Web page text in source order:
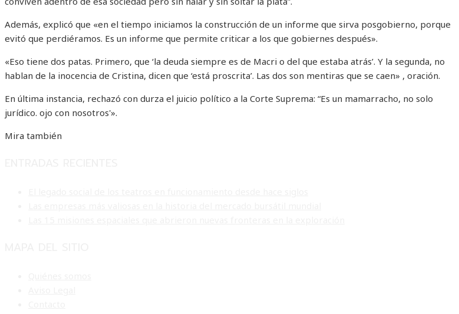
Además, explicó que «en el tiempo iniciamos la construcción de un informe que sirva posgobierno, porque
evitó que perdiéramos. Es un informe que permite criticar a los que gobiernes después».
«Eso tiene dos patas. Primero, que ‘la deuda siempre es de Macri o del que estaba atrás’. Y la segunda, no
hablan de la inocencia de Cristina, dicen que ‘está proscrita’. Las dos son mentiras que se caen» , oración.
En última instancia, rechazó con durza el juicio político a la Corte Suprema: “Es un mamarracho, no solo
jurídico. ojo con nosotros'».
Mira también